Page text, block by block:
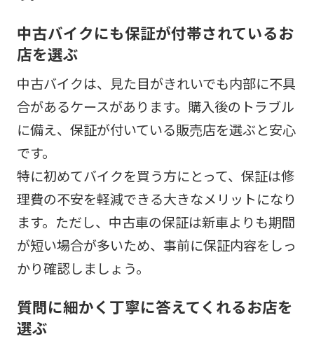
中古バイクにも保証が付帯されているお
店を選ぶ
中古バイクは、見た目がきれいでも内部に不具
合があるケースがあります。購入後のトラブル
に備え、保証が付いている販売店を選ぶと安心
です。
特に初めてバイクを買う方にとって、保証は修
理費の不安を軽減できる大きなメリットになり
ます。ただし、中古車の保証は新車よりも期間
が短い場合が多いため、事前に保証内容をしっ
かり確認しましょう。
質問に細かく丁寧に答えてくれるお店を
選ぶ